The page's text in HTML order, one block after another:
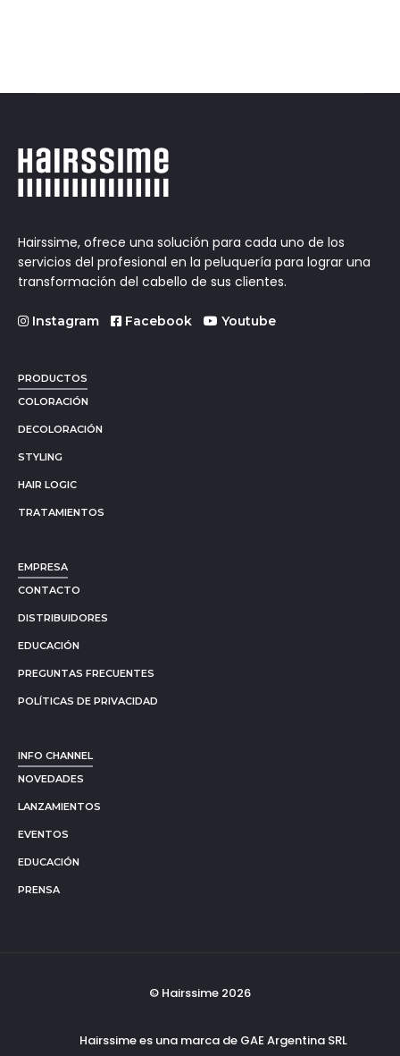
Hairssime, ofrece una solución para cada uno de los
servicios del profesional en la peluquería para lograr una
transformación del cabello de sus clientes.
Instagram Facebook Youtube
PRODUCTOS
COLORACIÓN
DECOLORACIÓN
STYLING
HAIR LOGIC
TRATAMIENTOS
EMPRESA
CONTACTO
DISTRIBUIDORES
EDUCACIÓN
PREGUNTAS FRECUENTES
POLÍTICAS DE PRIVACIDAD
INFO CHANNEL
NOVEDADES
LANZAMIENTOS
EVENTOS
EDUCACIÓN
PRENSA
© Hairssime 2026
Hairssime es una marca de GAE Argentina SRL